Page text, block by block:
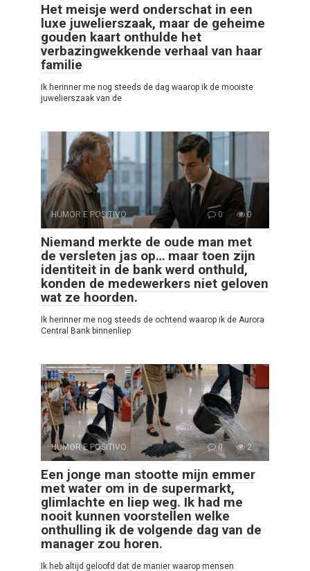
Het meisje werd onderschat in een
luxe juwelierszaak, maar de geheime
gouden kaart onthulde het
verbazingwekkende verhaal van haar
familie
Ik herinner me nog steeds de dag waarop ik de mooiste
juwelierszaak van de
HUMOR E POSITIVO 0 0
Niemand merkte de oude man met
de versleten jas op… maar toen zijn
identiteit in de bank werd onthuld,
konden de medewerkers niet geloven
wat ze hoorden.
Ik herinner me nog steeds de ochtend waarop ik de Aurora
Central Bank binnenliep
HUMOR E POSITIVO 0 2
Een jonge man stootte mijn emmer
met water om in de supermarkt,
glimlachte en liep weg. Ik had me
nooit kunnen voorstellen welke
onthulling ik de volgende dag van de
manager zou horen.
Ik heb altijd geloofd dat de manier waarop mensen